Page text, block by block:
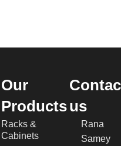
Our
Products
Racks &
Cabinets
us
Rana
Samey